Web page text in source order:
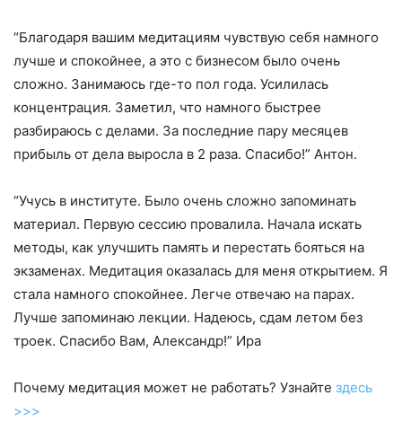
“Благодаря вашим медитациям чувствую себя намного
лучше и спокойнее, а это с бизнесом было очень
сложно. Занимаюсь где-то пол года. Усилилась
концентрация. Заметил, что намного быстрее
разбираюсь с делами. За последние пару месяцев
прибыль от дела выросла в 2 раза. Спасибо!” Антон.
“Учусь в институте. Было очень сложно запоминать
материал. Первую сессию провалила. Начала искать
методы, как улучшить память и перестать бояться на
экзаменах. Медитация оказалась для меня открытием. Я
стала намного спокойнее. Легче отвечаю на парах.
Лучше запоминаю лекции. Надеюсь, сдам летом без
троек. Спасибо Вам, Александр!” Ира
Почему медитация может не работать? Узнайте здесь
>>>